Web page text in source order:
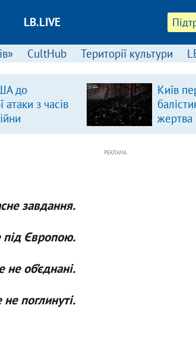
LB.LIVE
CultHub Території культури
до
з часів
Київ
жертва
завдання.
Європою.
об’єднані.
поглинуті.
РЕКЛАМА